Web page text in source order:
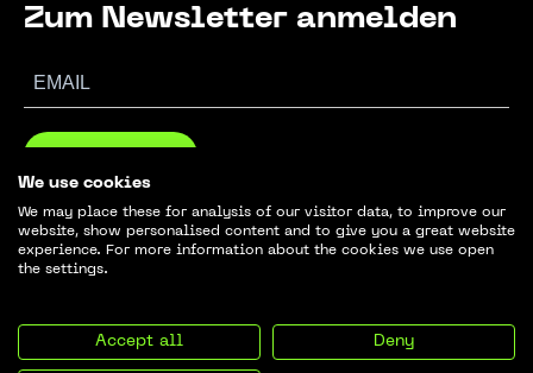
Zum Newsletter anmelden
© 2024. GreenBuild. Alle Rechte vorbehalten.
ImpressumDatenschutz
We use cookies
We may place these for analysis of our visitor data, to improve our
website, show personalised content and to give you a great website
experience. For more information about the cookies we use open
the settings.
Accept all Deny